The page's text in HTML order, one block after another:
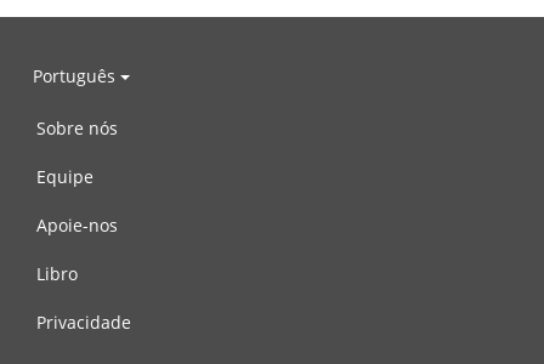
Português
Sobre nós
Equipe
Apoie-nos
Libro
Privacidade